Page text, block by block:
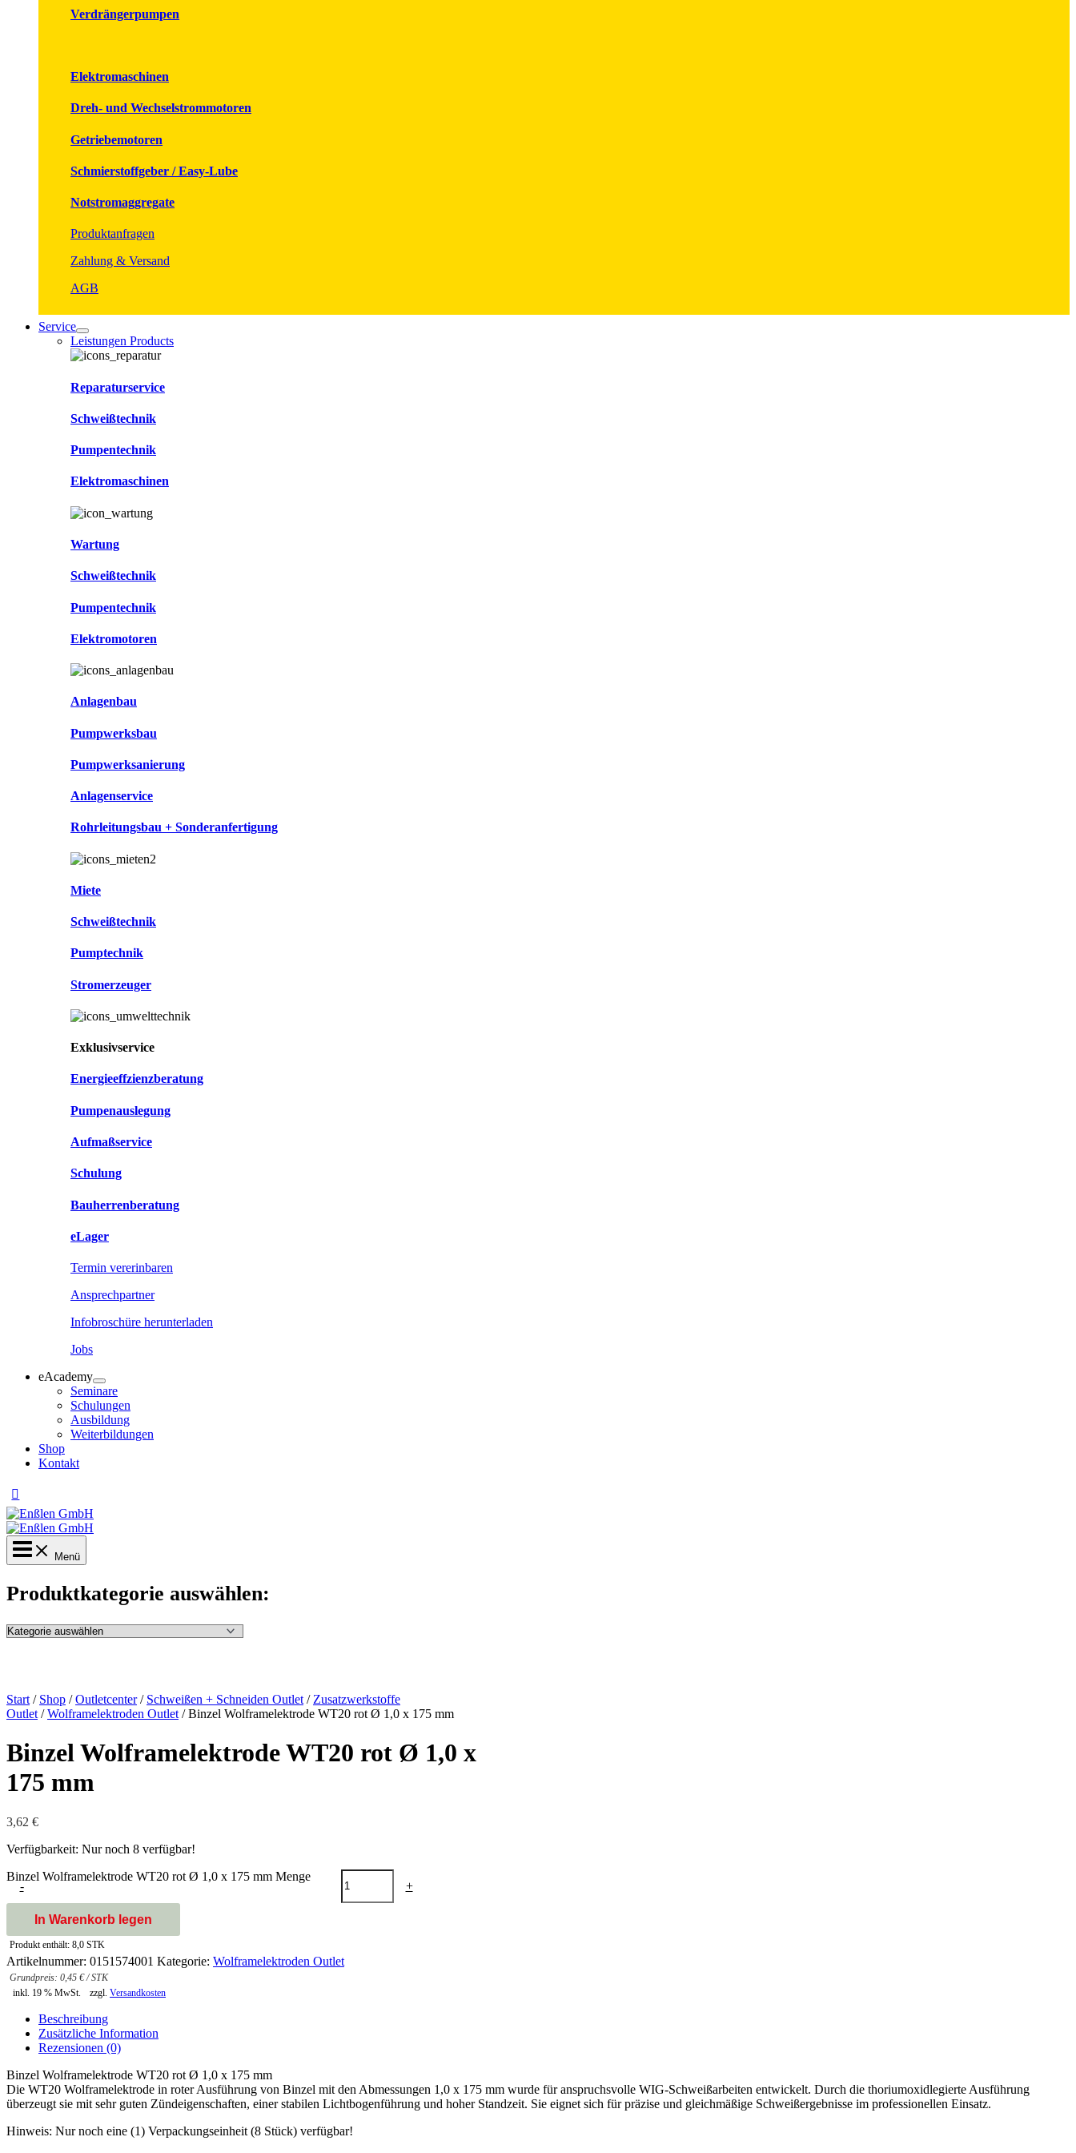
Verdrängerpumpen
Elektromaschinen
Dreh- und Wechselstrommotoren
Getriebemotoren
Schmierstoffgeber / Easy-Lube
Notstromaggregate
Produktanfragen
Zahlung & Versand
AGB
Service
Leistungen Products
Reparaturservice
Schweißtechnik
Pumpentechnik
Elektromaschinen
Wartung
Schweißtechnik
Pumpentechnik
Elektromotoren
Anlagenbau
Pumpwerksbau
Pumpwerksanierung
Anlagenservice
Rohrleitungsbau + Sonderanfertigung
Miete
Schweißtechnik
Pumptechnik
Stromerzeuger
Exklusivservice
Energieeffzienzberatung
Pumpenauslegung
Aufmaßservice
Schulung
Bauherrenberatung
eLager
Termin vererinbaren
Ansprechpartner
Infobroschüre herunterladen
Jobs
eAcademy
Seminare
Schulungen
Ausbildung
Weiterbildungen
Shop
Kontakt
Menü
Produktkategorie auswählen:
Start / Shop /Outletcenter/ Schweißen + Schneiden Outlet / Zusatzwerkstoffe
Outlet /Wolframelektroden Outlet / Binzel Wolframelektrode WT20 rot Ø 1,0 x 175 mm
Binzel Wolframelektrode WT20 rot Ø 1,0 x
175 mm
3,62 €
Verfügbarkeit: Nur noch 8 verfügbar!
-
Binzel Wolframelektrode WT20 rot Ø 1,0 x 175 mm Menge
+
In Warenkorb legen
Produkt enthält: 8,0 STK
Artikelnummer: 0151574001 Kategorie: Wolframelektroden Outlet
0,45 €/STK
inkl. 19 % MwSt.
zzgl. Versandkosten
Beschreibung
Zusätzliche Information
Rezensionen (0)
Binzel Wolframelektrode WT20 rot Ø 1,0 x 175 mm
Die WT20 Wolframelektrode in roter Ausführung von Binzel mit den Abmessungen 1,0 x 175 mm wurde für anspruchsvolle WIG-Schweißarbeiten entwickelt. Durch die thoriumoxidlegierte Ausführung
überzeugt sie mit sehr guten Zündeigenschaften, einer stabilen Lichtbogenführung und hoher Standzeit. Sie eignet sich für präzise und gleichmäßige Schweißergebnisse im professionellen Einsatz.
Hinweis: Nur noch eine (1) Verpackungseinheit (8 Stück) verfügbar!